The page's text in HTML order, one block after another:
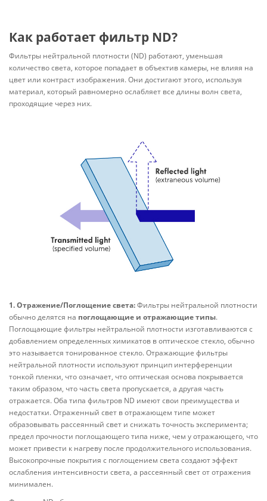
Как работает фильтр ND?
Фильтры нейтральной плотности (ND) работают, уменьшая
количество света, которое попадает в объектив камеры, не влияя на
цвет или контраст изображения. Они достигают этого, используя
материал, который равномерно ослабляет все длины волн света,
проходящие через них.
1. Отражение/Поглощение света:Фильтры нейтральной плотности
обычно делятся на поглощающие и отражающие типы.
Поглощающие фильтры нейтральной плотности изготавливаются с
добавлением определенных химикатов в оптическое стекло, обычно
это называется тонированное стекло. Отражающие фильтры
нейтральной плотности используют принцип интерференции
тонкой пленки, что означает, что оптическая основа покрывается
таким образом, что часть света пропускается, а другая часть
отражается. Оба типа фильтров ND имеют свои преимущества и
недостатки. Отраженный свет в отражающем типе может
образовывать рассеянный свет и снижать точность эксперимента;
предел прочности поглощающего типа ниже, чем у отражающего, что
может привести к нагреву после продолжительного использования.
Высокопрочные покрытия с поглощением света создают эффект
ослабления интенсивности света, а рассеянный свет от отражения
минимален.